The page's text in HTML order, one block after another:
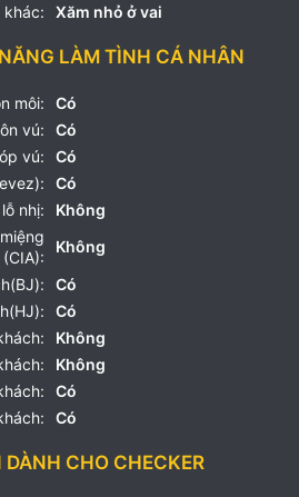
khác:
Xăm nhỏ ở vai
LÀM TÌNH CÁ NHÂN
môi:
Có
vú:
Có
vú:
Có
Có
nhị:
Không
(CIA):
Không
Có
Có
Không
Không
Có
Có
CHO CHECKER